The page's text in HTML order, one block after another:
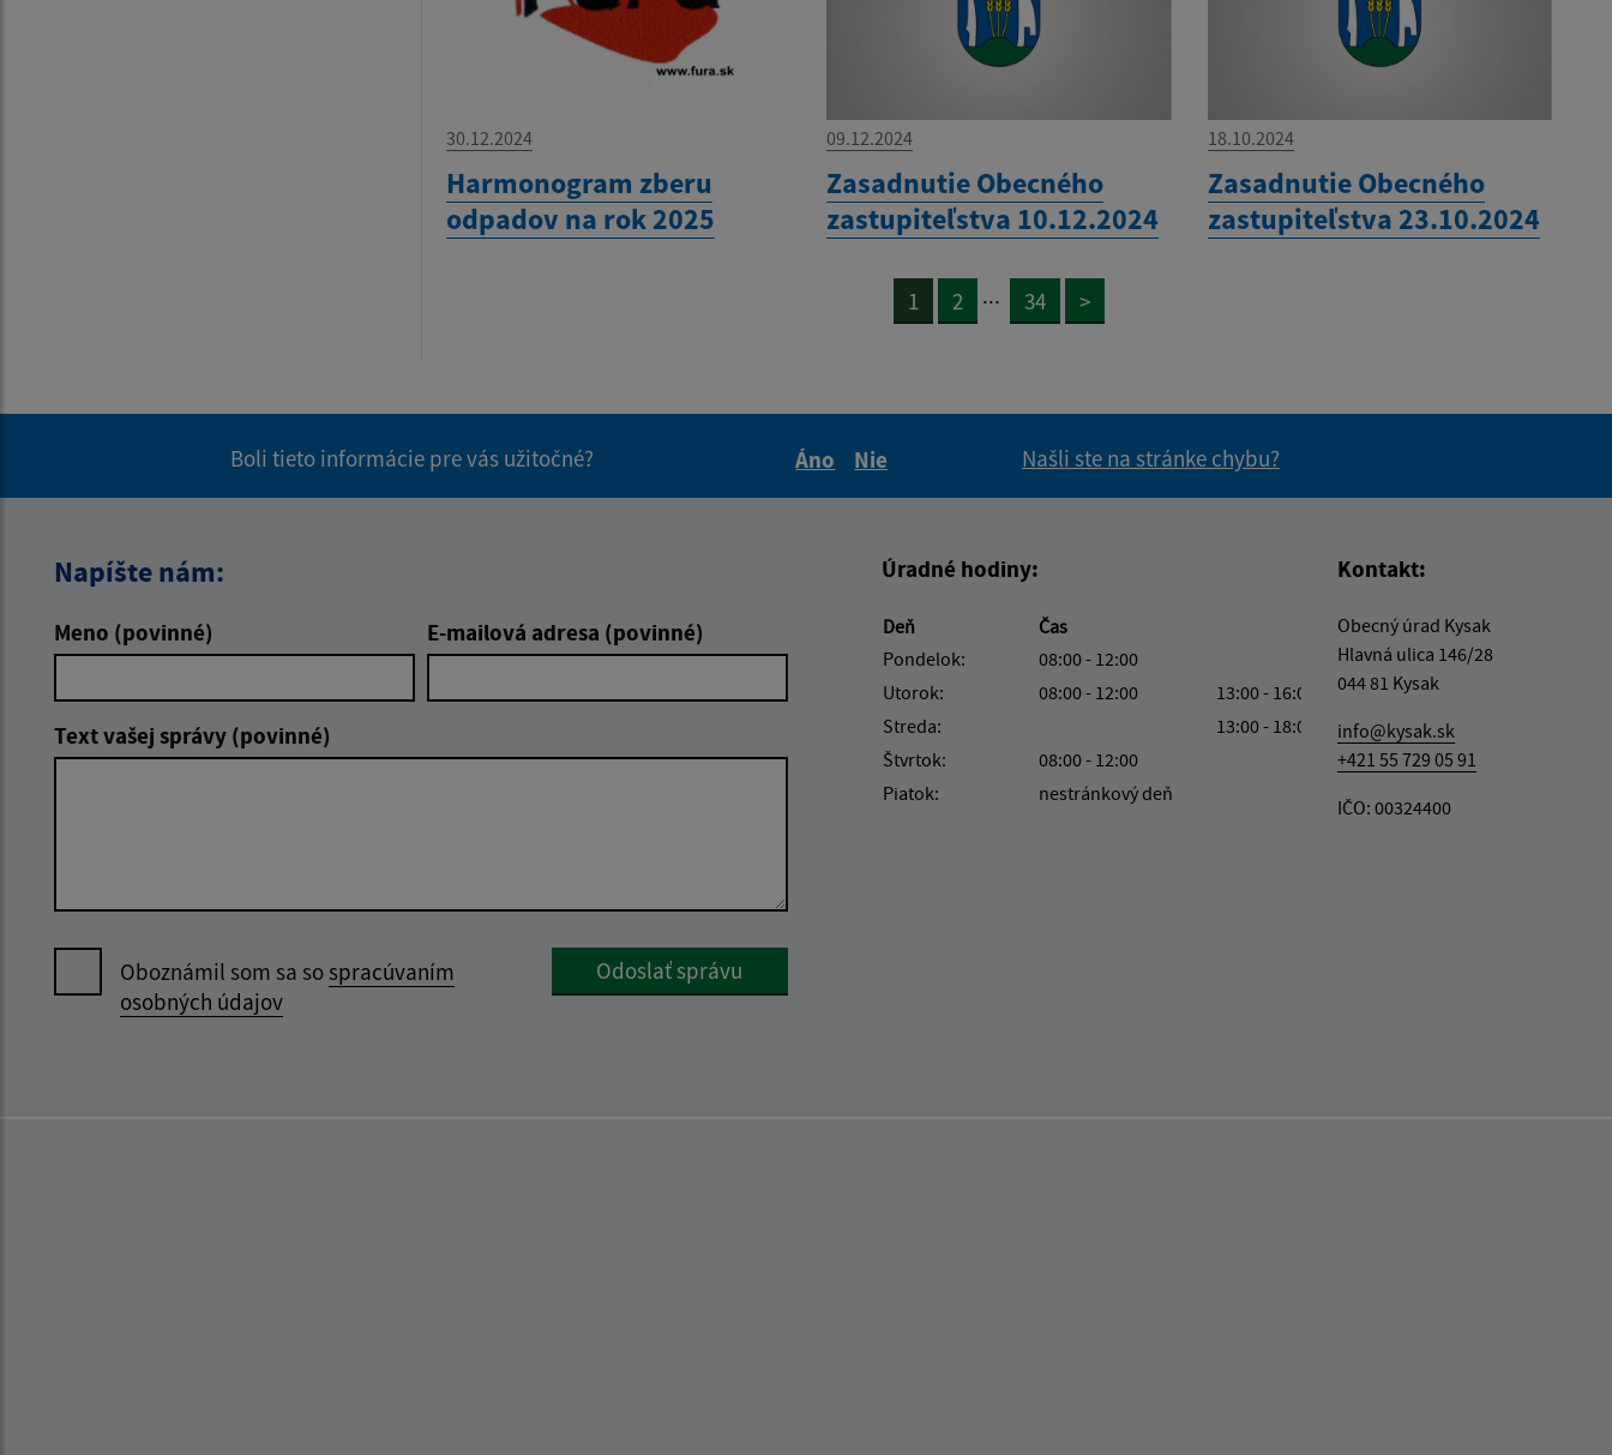
30.12.2024
Harmonogram zberu
odpadov na rok 2025
09.12.2024
Zasadnutie Obecného
zastupiteľstva 10.12.2024
18.10.2024
Zasadnutie Obecného
zastupiteľstva 23.10.2024
1 2 ... 34 >
Boli tieto informácie pre vás užitočné?
Áno
Nie
Našli ste na stránke chybu?
Napíšte nám:
Meno (povinné) E-mailová adresa (povinné)
Text vašej správy (povinné)
Oboznámil som sa sospracúvaním
osobných údajov
Google reCaptcha Response
Odoslať správu
Úradné hodiny:
Deň
Čas
Pondelok:
08:00 - 12:00
Utorok:
08:00 - 12:00
13:00 - 16:00
Streda:
13:00 - 18:00
Štvrtok:
08:00 - 12:00
Piatok:
nestránkový deň
Kontakt:
Obecný úrad Kysak
Hlavná ulica 146/28
044 81 Kysak
info@kysak.sk
+421 55 729 05 91
IČO: 00324400